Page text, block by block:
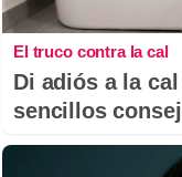
El truco contra la cal
Di adiós a la
sencillos